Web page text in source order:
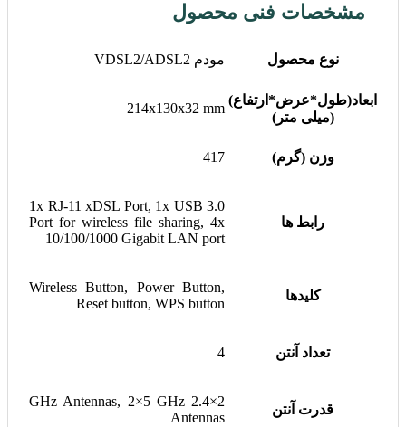
مشخصات فنی محصول
نوع محصول مودم VDSL2/ADSL2
ابعاد(طول*عرض*ارتفاع)
(میلی متر)
214x130x32 mm
وزن (گرم) 417
رابط ها
1x RJ-11 xDSL Port, 1x USB 3.0
Port for wireless file sharing, 4x
10/100/1000 Gigabit LAN port
کلیدها
Wireless Button, Power Button,
Reset button, WPS button
تعداد آنتن 4
قدرت آنتن
2×2.4 GHz Antennas, 2×5 GHz
Antennas